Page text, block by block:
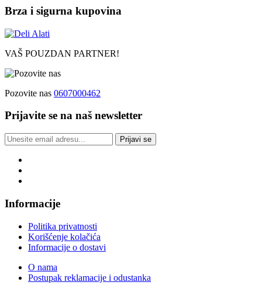
Brza i sigurna kupovina
VAŠ POUZDAN PARTNER!
Pozovite nas 0607000462
Prijavite se na naš newsletter
Prijavi se
Informacije
Politika privatnosti
Korišćenje kolačića
Informacije o dostavi
O nama
Postupak reklamacije i odustanka